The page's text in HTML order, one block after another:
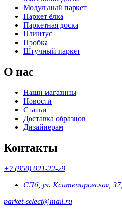
Модульный паркет
Паркет ёлка
Паркетная доска
Плинтус
Пробка
Штучный паркет
О нас
Наши магазины
Новости
Статьи
Доставка образцов
Дизайнерам
Контакты
+7 (950) 021-22-29
СПб, ул. Кантемировская,
parket-select@mail.ru